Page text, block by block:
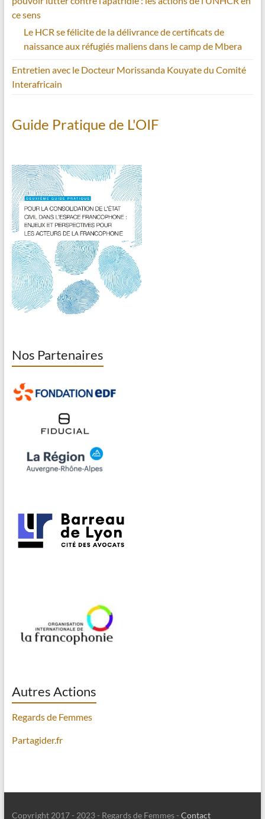
ce sens
Le HCR se félicite de la délivrance de certificats de
naissance aux réfugiés maliens dans le camp de Mbera
Entretien avec le Docteur Morissanda Kouyate du Comité
Interafricain
Guide Pratique de L'OIF
Nos Partenaires
Autres Actions
Regards de Femmes
Partagider.fr
Copyright 2017 - 2023 - Regards de Femmes - Contact